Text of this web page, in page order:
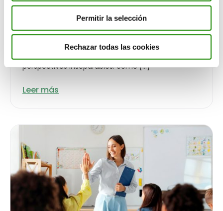
Permitir la selección
Rechazar todas las cookies
afecta a las empresas?
ACTUALIDAD
La doble materialidad es el principio que obliga a
las empresas a evaluar la sostenibilidad desde dos
perspectivas inseparables: cómo […]
Leer más